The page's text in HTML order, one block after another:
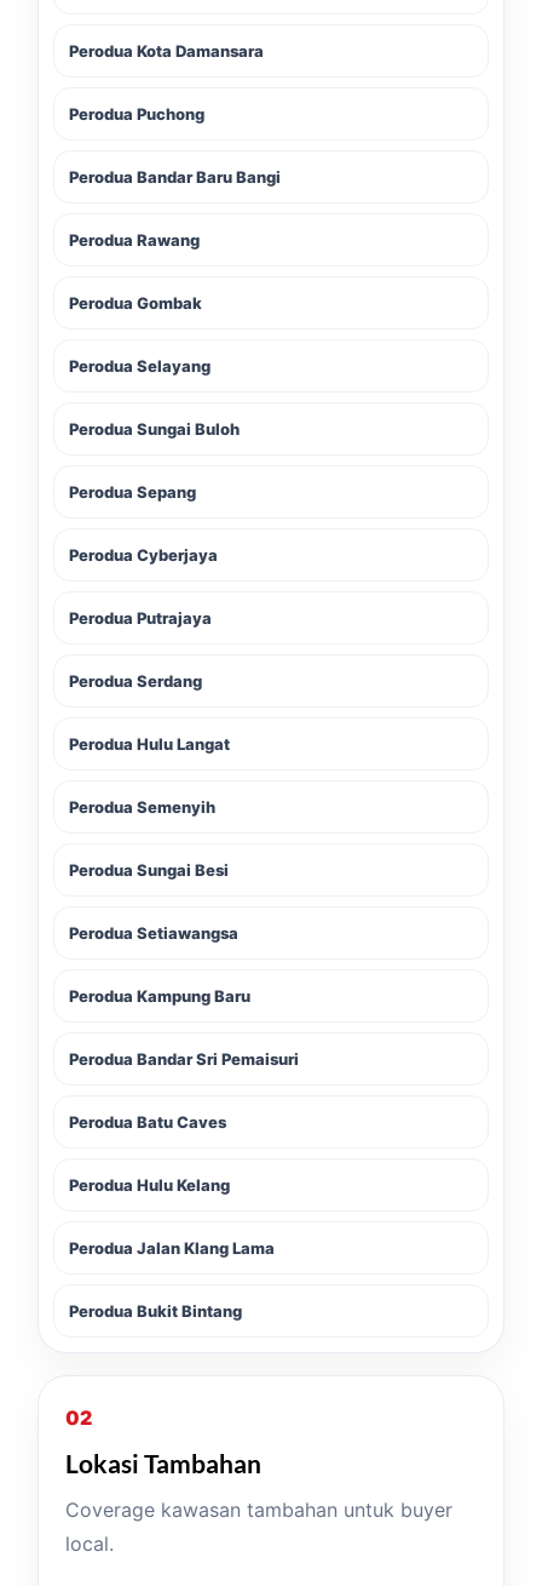
Perodua Kota Damansara
Perodua Puchong
Perodua Bandar Baru Bangi
Perodua Rawang
Perodua Gombak
Perodua Selayang
Perodua Sungai Buloh
Perodua Sepang
Perodua Cyberjaya
Perodua Putrajaya
Perodua Serdang
Perodua Hulu Langat
Perodua Semenyih
Perodua Sungai Besi
Perodua Setiawangsa
Perodua Kampung Baru
Perodua Bandar Sri Pemaisuri
Perodua Batu Caves
Perodua Hulu Kelang
Perodua Jalan Klang Lama
Perodua Bukit Bintang
02
Lokasi Tambahan
Coverage kawasan tambahan untuk buyer
local.